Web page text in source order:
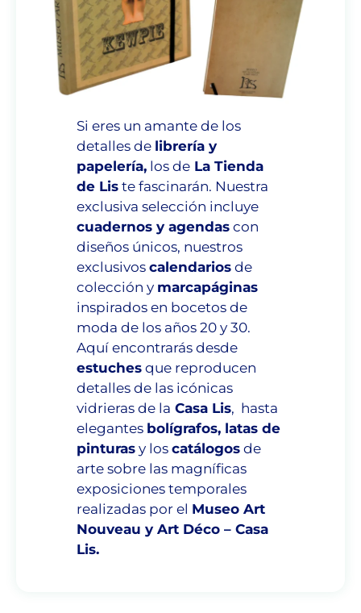
Si eres un amante de los
detalles de librería y
papelería, los de La Tienda
de Lis te fascinarán. Nuestra
exclusivaselección incluye
cuadernos y agendas con
diseños únicos, nuestros
exclusivoscalendarios de
colección y marcapáginas
inspirados en bocetos de
moda de los años 20 y 30.
Aquí encontrarás desde
estuches que reproducen
detalles de las icónicas
vidrieras de la Casa Lis, hasta
elegantes bolígrafos, latas de
pinturas y loscatálogos de
arte sobre las magníficas
exposiciones temporales
realizadas por el Museo Art
Nouveau y Art Déco – Casa
Lis.